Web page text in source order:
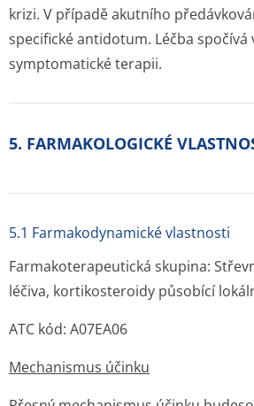
krizi. V případě akutního
specifické antidotum. Léčba spočívá
symptomatické terapii.
5. FARMAKOLOGICKÉ
5.1 Farmakodynamické vlastnosti
Farmakoterapeutická skupina:
léčiva, kortikosteroidy působící
ATC kód: A07EA06
Mechanismus účinku